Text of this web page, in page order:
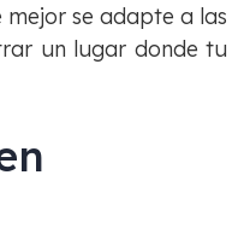
se adapte a las
un lugar donde tu